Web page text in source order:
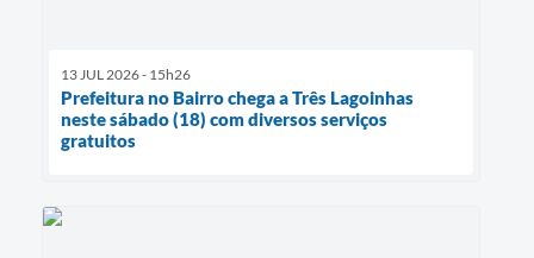
13 JUL 2026 - 15h26
Prefeitura no Bairro chega a Três Lagoinhas
neste sábado (18) com diversos serviços
gratuitos